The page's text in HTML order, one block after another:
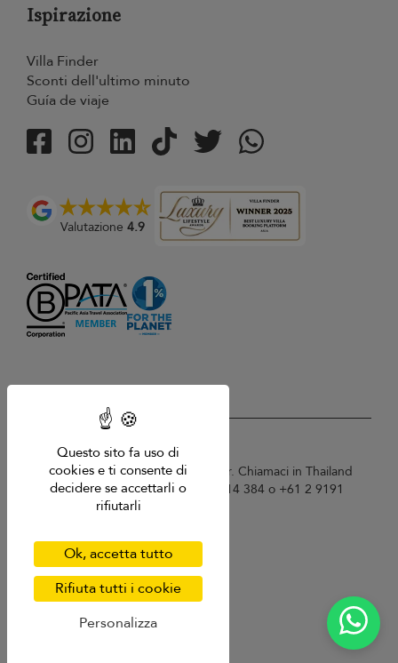
Ispirazione
Villa Finder
Sconti dell'ultimo minuto
Guía de viaje
Valutazione 4.9
USD $ it Italiano
Copyright © 2026 Samui Villa Finder. Chiamaci in Thailand
+66 60 003 5911 / Australia 1300 014 384 o +61 2 9191
7419 / Singapore +65 6871 8993.
Informativa sulla privacy
Cookies
Mappa del sito
Questo sito fa uso di
cookies e ti consente di
decidere se accettarli o
rifiutarli
Ok, accetta tutto
Rifiuta tutti i cookie
Personalizza